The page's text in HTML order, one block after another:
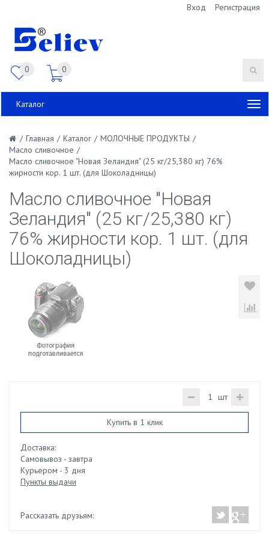
Вход Регистрация
0 0
Каталог
/ Главная / Каталог / МОЛОЧНЫЕ ПРОДУКТЫ /
Масло сливочное /
Масло сливочное "Новая Зеландия" (25 кг/25,380 кг) 76%
жирности кор. 1 шт. (для Шоколадницы)
Масло сливочное "Новая
Зеландия" (25 кг/25,380 кг)
76% жирности кор. 1 шт. (для
Шоколадницы)
шт
Купить в 1 клик
Доставка:
Самовывоз - завтра
Курьером - 3 дня
Пункты выдачи
Рассказать друзьям: